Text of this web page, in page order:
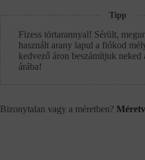
Tipp
Fizess törtarannyal! Sérült,
használt arany lapul a fiókod
kedvező áron beszámítjuk neked
árába!
Bizonytalan vagy a méretben?